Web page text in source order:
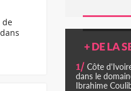
de
+ DE LA
1/ Côte
dans le
Ibrahime